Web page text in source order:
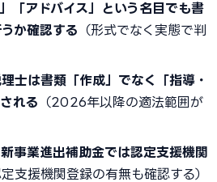
「アドバイス」という名目でも書
か確認する （形式でなく実態で判
士は書類「作成」でなく「指導・
れる （2026年以降の適法範囲が
事業進出補助金では認定支援機関
定支援機関登録の有無も確認する）